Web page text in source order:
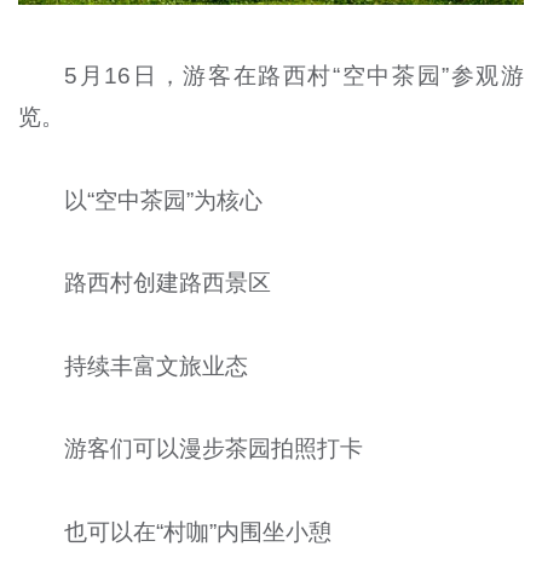
5月16日，游客在路西村“空中茶园”参观游
览。
以“空中茶园”为核心
路西村创建路西景区
持续丰富文旅业态
游客们可以漫步茶园拍照打卡
也可以在“村咖”内围坐小憩